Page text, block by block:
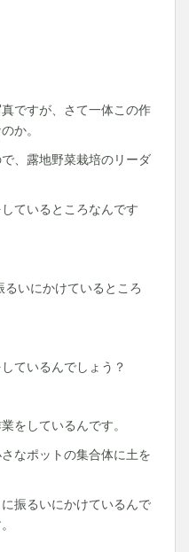
ですが、さて一体この作
か。
、露地野菜栽培のリーダ
ているところなんです
いにかけているところ
ているんでしょう？
をしているんです。
ポットの集合体に土を
るいにかけているんで